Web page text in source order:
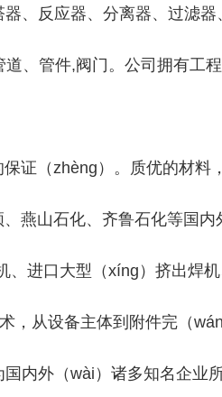
、反应器、分离器、过滤
、管件,阀门。公司拥有工
（zhèng）。质优的材料
山石化、齐鲁石化等国内
、进口大型（xíng）挤出焊
，从设备主体到附件完（
内外（wài）诸多知名企业